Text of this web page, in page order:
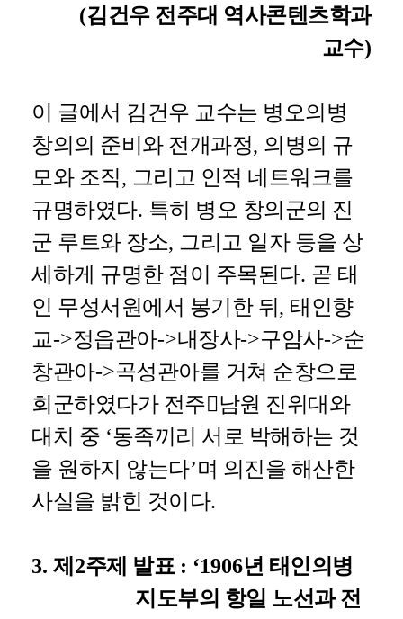
(김건우 전주대 역사콘텐츠학과
교수)
이 글에서 김건우 교수는 병오의병
창의의 준비와 전개과정, 의병의 규
모와 조직, 그리고 인적 네트워크를
규명하였다. 특히 병오 창의군의 진
군 루트와 장소, 그리고 일자 등을 상
세하게 규명한 점이 주목된다. 곧 태
인 무성서원에서 봉기한 뒤 , 태인향
교->정읍관아->내장사->구암사->순
창관아->곡성관아를 거쳐 순창으로
회군하였다가 전주남원 진위대와
대치 중 ‘동족끼리 서로 박해하는 것
을 원하지 않는다’며 의진을 해산한
사실을 밝힌 것이다.
3.제 2주제 발표 : ‘1906년 태인의병
지도부의 항일 노선과 전